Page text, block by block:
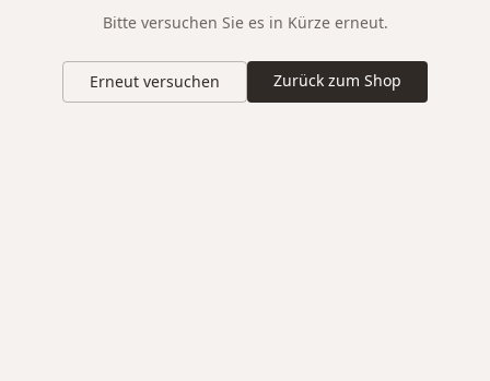
Bitte versuchen Sie es in Kürze erneut.
Erneut versuchen Zurück zum Shop